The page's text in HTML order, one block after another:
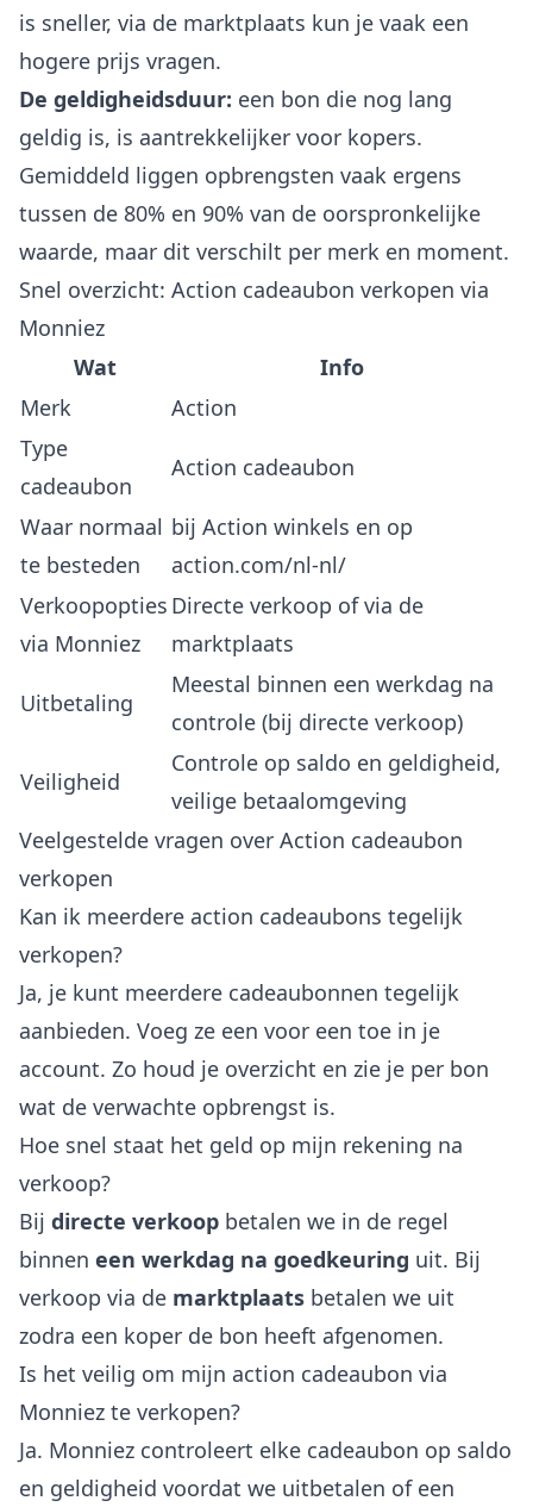
is sneller, via de marktplaats kun je vaak een
hogere prijs vragen.
De geldigheidsduur: een bon die nog lang
geldig is, is aantrekkelijker voor kopers.
Gemiddeld liggen opbrengsten vaak ergens
tussen de 80% en 90% van de oorspronkelijke
waarde, maar dit verschilt per merk en moment.
Snel overzicht: Action cadeaubon verkopen via
Monniez
Wat
Info
Merk
Action
Type
cadeaubon
Action cadeaubon
Waar normaal
te besteden
bij Action winkels en op
action.com/nl-nl/
Verkoopopties
via Monniez
Directe verkoop of via de
marktplaats
Uitbetaling
Meestal binnen een werkdag na
controle (bij directe verkoop)
Veiligheid
Controle op saldo en geldigheid,
veilige betaalomgeving
Veelgestelde vragen over Action cadeaubon
verkopen
Kan ik meerdere action cadeaubons tegelijk
verkopen?
Ja, je kunt meerdere cadeaubonnen tegelijk
aanbieden. Voeg ze een voor een toe in je
account. Zo houd je overzicht en zie je per bon
wat de verwachte opbrengst is.
Hoe snel staat het geld op mijn rekening na
verkoop?
Bij directe verkoop betalen we in de regel
binnen een werkdag na goedkeuring uit. Bij
verkoop via de marktplaats betalen we uit
zodra een koper de bon heeft afgenomen.
Is het veilig om mijn action cadeaubon via
Monniez te verkopen?
Ja. Monniez controleert elke cadeaubon op saldo
en geldigheid voordat we uitbetalen of een